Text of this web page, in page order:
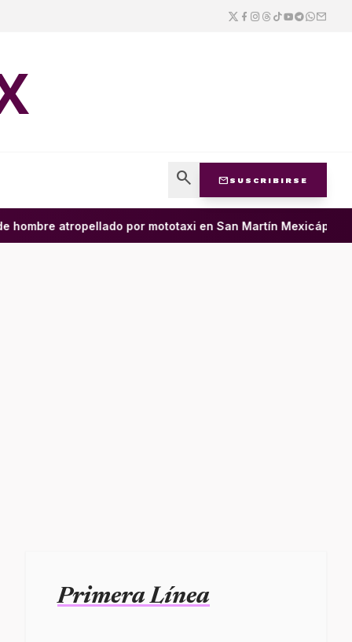
search mail SUSCRIBIRSE
atropellado por mototaxi en San Martín Mexicápam
Primera Línea